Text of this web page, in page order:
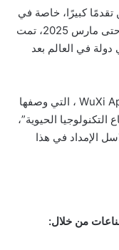
تقدمًا كبيرًا، خاصة في
علاجات CAR-T القائمة على الخلايا التائية. حتى مارس 2025، تمت
في العالم بعد
ومن أبرز الشركات الصينية هنا شركة WuXi AppTec ، التي وصفها
الحيوية”،
الإمداد في هذا
من خلال: